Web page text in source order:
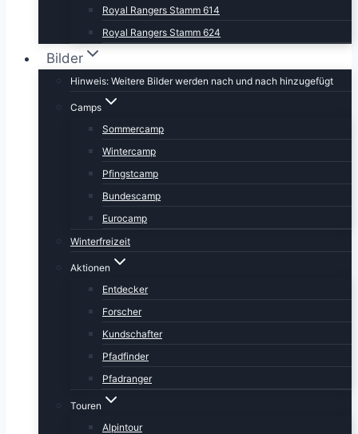
Royal Rangers Stamm 614
Royal Rangers Stamm 624
Bilder
Hinweis: Weitere Bilder werden nach und nach hinzugefügt
Camps
Sommercamp
Wintercamp
Pfingstcamp
Bundescamp
Eurocamp
Winterfreizeit
Aktionen
Entdecker
Forscher
Kundschafter
Pfadfinder
Pfadranger
Touren
Alpintour